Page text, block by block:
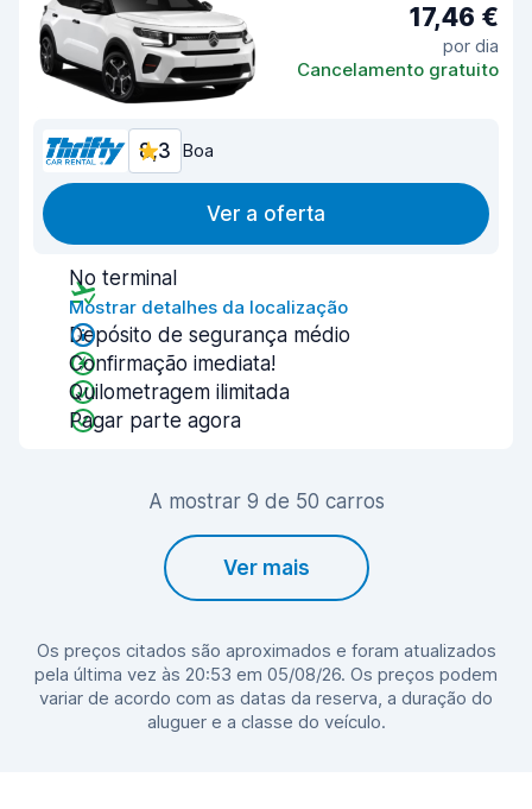
17,46 €
por dia
Cancelamento gratuito
8,3 Boa
Ver a oferta
No terminal
Mostrar detalhes da localização
Depósito de segurança médio
Confirmação imediata!
Quilometragem ilimitada
Pagar parte agora
A mostrar 9 de 50 carros
Ver mais
Os preços citados são aproximados e foram atualizados
pela última vez às 20:53 em 05/08/26. Os preços podem
variar de acordo com as datas da reserva, a duração do
aluguer e a classe do veículo.